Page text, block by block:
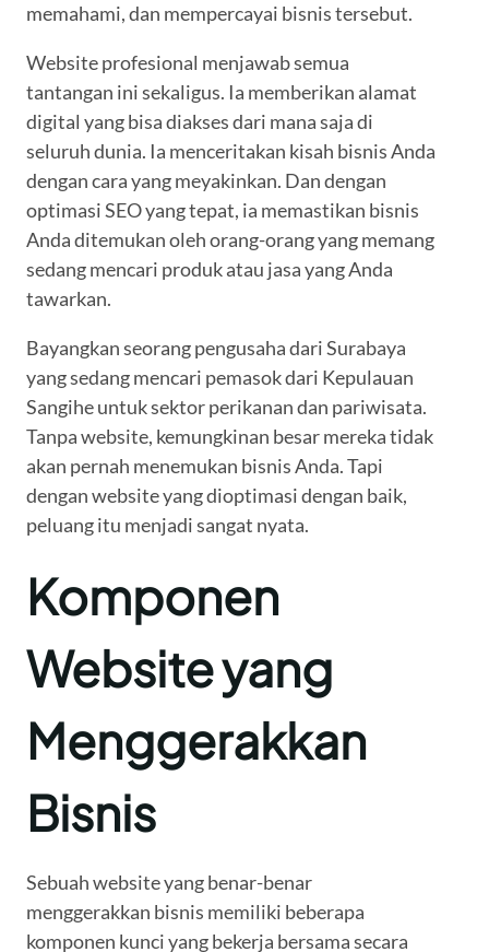
memahami, dan mempercayai bisnis tersebut.
Website profesional menjawab semua
tantangan ini sekaligus. Ia memberikan alamat
digital yang bisa diakses dari mana saja di
seluruh dunia. Ia menceritakan kisah bisnis Anda
dengan cara yang meyakinkan. Dan dengan
optimasi SEO yang tepat, ia memastikan bisnis
Anda ditemukan oleh orang-orang yang memang
sedang mencari produk atau jasa yang Anda
tawarkan.
Bayangkan seorang pengusaha dari Surabaya
yang sedang mencari pemasok dari Kepulauan
Sangihe untuk sektor perikanan dan pariwisata.
Tanpa website, kemungkinan besar mereka tidak
akan pernah menemukan bisnis Anda. Tapi
dengan website yang dioptimasi dengan baik,
peluang itu menjadi sangat nyata.
Komponen
Website yang
Menggerakkan
Bisnis
Sebuah website yang benar-benar
menggerakkan bisnis memiliki beberapa
komponen kunci yang bekerja bersama secara